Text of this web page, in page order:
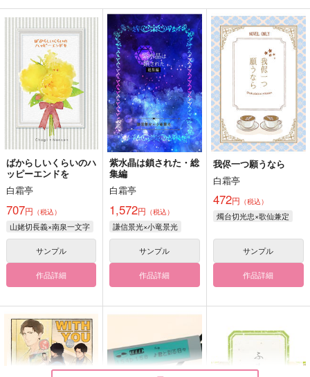
ばからしいくらいのハ
ッピーエンドを
白霜亭
707円 （税込）
山姥切長義×南泉一文字
サンプル
作品詳細
紫水晶は鎖された・総
集編
白霜亭
1,572円 （税込）
謙信景光×小竜景光
サンプル
作品詳細
我侭一つ願うなら
白霜亭
472円 （税込）
燭台切光忠×歌仙兼定
サンプル
作品詳細